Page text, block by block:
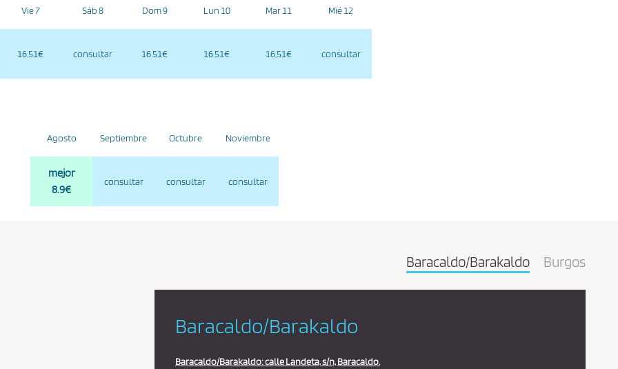
Vie 7
16.51€
Sáb 8
consultar
Dom 9
16.51€
Lun 10
16.51€
Mar 11
16.51€
Mié 12
consultar
Agosto
mejor
8.9€
Septiembre
consultar
Octubre
consultar
Noviembre
consultar
Baracaldo/Barakaldo Burgos
Baracaldo/Barakaldo
Baracaldo/Barakaldo: calle Landeta, s/n, Baracaldo.